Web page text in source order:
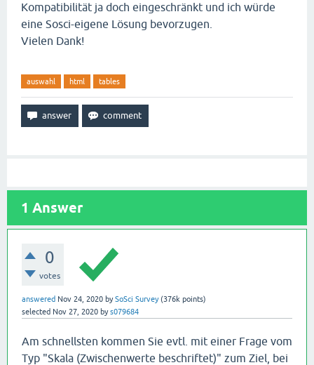
Kompatibilität ja doch eingeschränkt und ich würde
eine Sosci-eigene Lösung bevorzugen.
Vielen Dank!
auswahl html tables
1 Answer
0
votes
answered Nov 24, 2020 bySoSci Survey (376k points)
selected Nov 27, 2020 bys079684
Am schnellsten kommen Sie evtl. mit einer Frage vom
Typ "Skala (Zwischenwerte beschriftet)" zum Ziel, bei